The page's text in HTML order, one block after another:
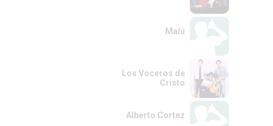
Malú
Los Voceros de
Cristo
Alberto Cortez